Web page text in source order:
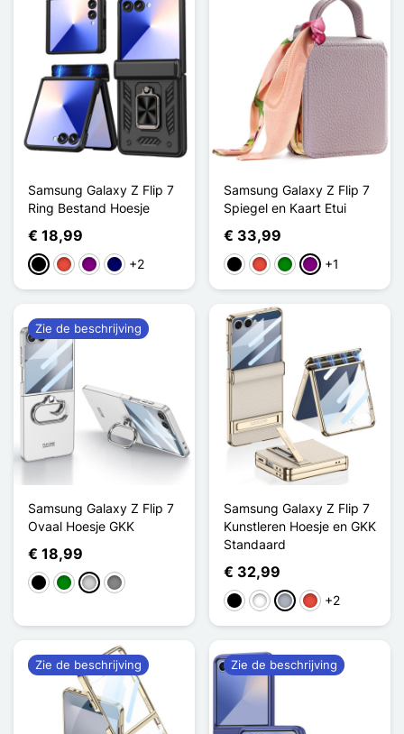
Samsung Galaxy Z Flip 7
Ring Bestand Hoesje
€ 18,99
ZwartRoodPurperMarine Blauw
+2
Samsung Galaxy Z Flip 7
Spiegel en Kaart Etui
€ 33,99
ZwartRoodGroenPurper
+1
Samsung Galaxy Z Flip 7
Ovaal Hoesje GKK
€ 18,99
ZwartGroenZilverGris Titanium
Zie de beschrijving
Samsung Galaxy Z Flip 7
Kunstleren Hoesje en GKK
Standaard
€ 32,99
ZwartWit GrijsRood+2
Zie de beschrijving Zie de beschrijving